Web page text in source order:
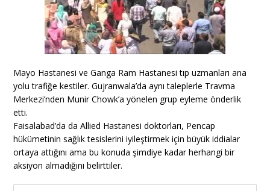
Mayo Hastanesi ve Ganga Ram Hastanesi tıp uzmanları ana
yolu trafiğe kestiler. Gujranwala’da aynı taleplerle Travma
Merkezi’nden Munir Chowk’a yönelen grup eyleme önderlik
etti.
Faisalabad’da da Allied Hastanesi doktorları, Pencap
hükümetinin sağlık tesislerini iyileştirmek için büyük iddialar
ortaya attığını ama bu konuda şimdiye kadar herhangi bir
aksiyon almadığını belirttiler.